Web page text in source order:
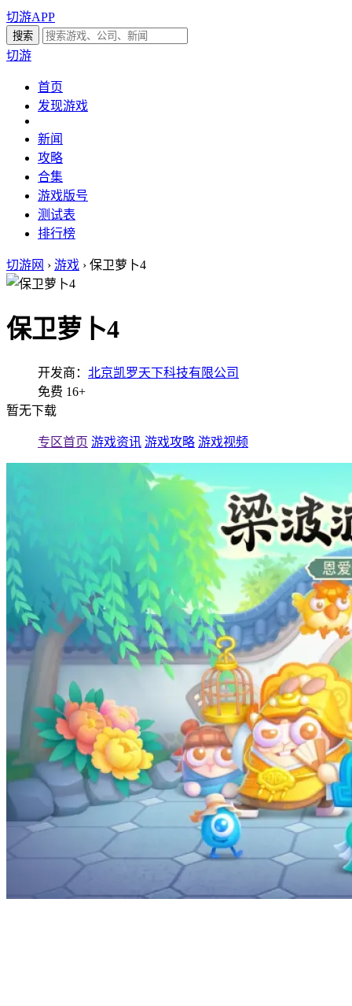
切游APP
切游
首页
发现游戏
新闻
攻略
合集
游戏版号
测试表
排行榜
切游网 › 游戏 › 保卫萝卜4
保卫萝卜4
开发商： 北京凯罗天下科技有限公司
免费 16+
暂无下载
专区首页 游戏资讯 游戏攻略 游戏视频